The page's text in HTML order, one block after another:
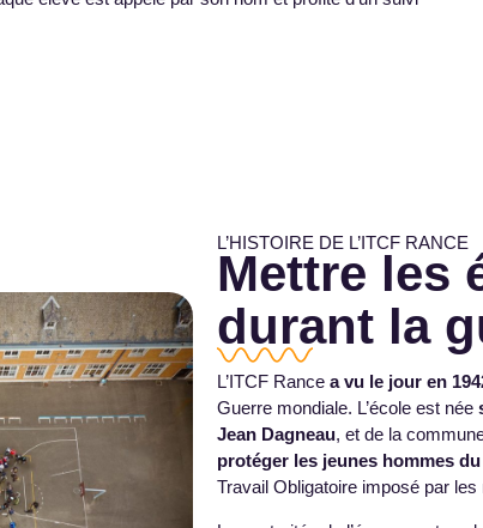
L’HISTOIRE DE L’ITCF RANCE
Mettre les
durant la
L’ITCF Rancea vu le jour en
Guerre mondiale. L’école est née
Jean Dagneau, et de la
protéger les jeunes hommes
Travail Obligatoire imposé par les